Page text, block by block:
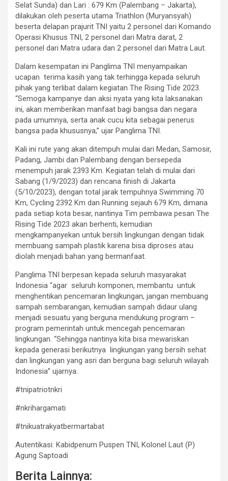
Selat Sunda) dan Lari : 679 Km (Palembang – Jakarta),
dilakukan oleh peserta utama Triathlon (Muryansyah)
beserta delapan prajurit TNI yaitu 2 personel dari Komando
Operasi Khusus TNI, 2 personel dari Matra darat, 2
personel dari Matra udara dan 2 personel dari Matra Laut.
Dalam kesempatan ini Panglima TNI menyampaikan
ucapan terima kasih yang tak terhingga kepada seluruh
pihak yang terlibat dalam kegiatan The Rising Tide 2023.
“Semoga kampanye dan aksi nyata yang kita laksanakan
ini, akan memberikan manfaat bagi bangsa dan negara
pada umumnya, serta anak cucu kita sebagai penerus
bangsa pada khususnya,” ujar Panglima TNI.
Kali ini rute yang akan ditempuh mulai dari Medan, Samosir,
Padang, Jambi dan Palembang dengan bersepeda
menempuh jarak 2393 Km. Kegiatan telah di mulai dari
Sabang (1/9/2023) dan rencana finish di Jakarta
(5/10/2023), dengan total jarak tempuhnya Swimming 70
Km, Cycling 2392 Km dan Running sejauh 679 Km, dimana
pada setiap kota besar, nantinya Tim pembawa pesan The
Rising Tide 2023 akan berhenti, kemudian
mengkampanyekan untuk bersih lingkungan dengan tidak
membuang sampah plastik karena bisa diproses atau
diolah menjadi bahan yang bermanfaat.
Panglima TNI berpesan kepada seluruh masyarakat
Indonesia “agar seluruh komponen, membantu untuk
menghentikan pencemaran lingkungan, jangan membuang
sampah sembarangan, kemudian sampah didaur ulang
menjadi sesuatu yang berguna mendukung program –
program pemerintah untuk mencegah pencemaran
lingkungan. “Sehingga nantinya kita bisa mewariskan
kepada generasi berikutnya lingkungan yang bersih sehat
dan lingkungan yang asri dan berguna bagi seluruh wilayah
Indonesia” ujarnya.
#tnipatriotnkri
#nkrihargamati
#tnikuatrakyatbermartabat
Autentikasi: Kabidpenum Puspen TNI, Kolonel Laut (P)
Agung Saptoadi
Berita Lainnya: